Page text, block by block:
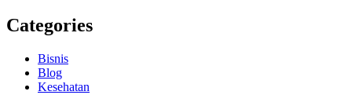
Categories
Bisnis
Blog
Kesehatan